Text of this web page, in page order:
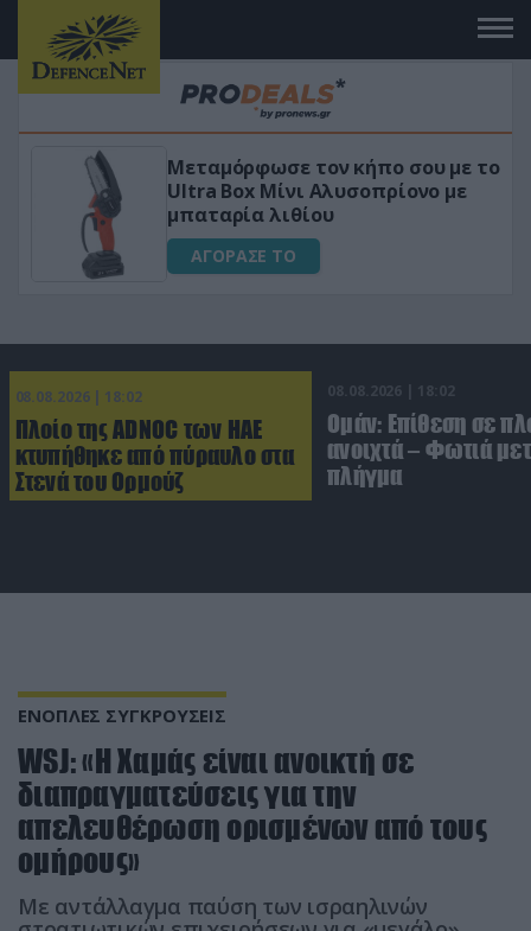
Μεταμόρφωσε τον κήπο σου με το
Ultra Box Μίνι Αλυσοπρίονο με
μπαταρία λιθίου
ΑΓΟΡΑΣΕ ΤΟ
08.08.2026 | 18:02
Πλοίο της ADNOC των ΗΑΕ
κτυπήθηκε από πύραυλο στα
Στενά του Ορμούζ
08.08.2026 | 18:02
Ομάν: Επίθεση σε
ανοιχτά – Φωτιά
πλήγμα
ΕΝΟΠΛΕΣ ΣΥΓΚΡΟΥΣΕΙΣ
WSJ: «Η Χαμάς είναι ανοικτή σε
διαπραγματεύσεις για την
απελευθέρωση ορισμένων από τους
ομήρους»
Με αντάλλαγμα παύση των ισραηλινών